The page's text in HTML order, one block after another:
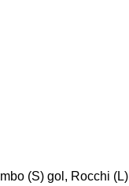
(S) gol, Rocchi (L)